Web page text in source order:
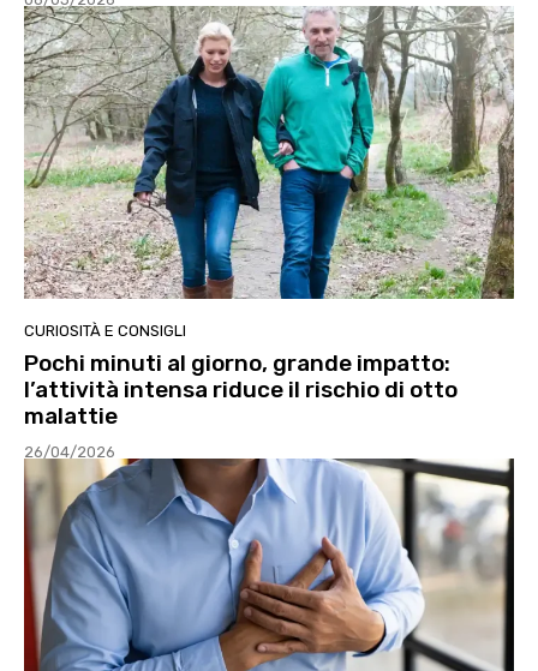
CURIOSITÀ E CONSIGLI
Pochi minuti al giorno, grande impatto:
l’attività intensa riduce il rischio di otto
malattie
26/04/2026